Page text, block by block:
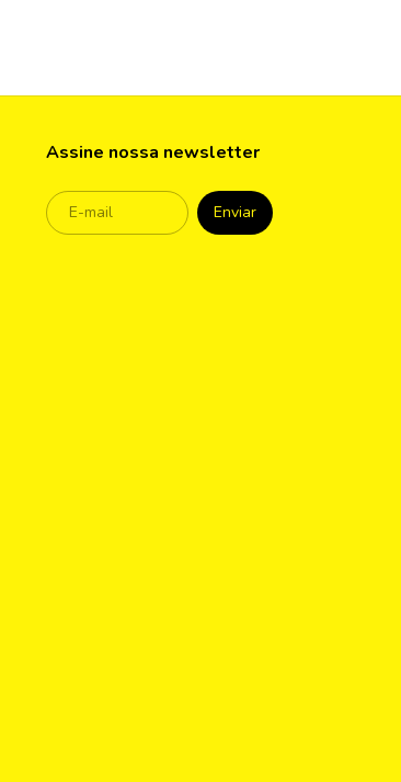
Assine nossa newsletter